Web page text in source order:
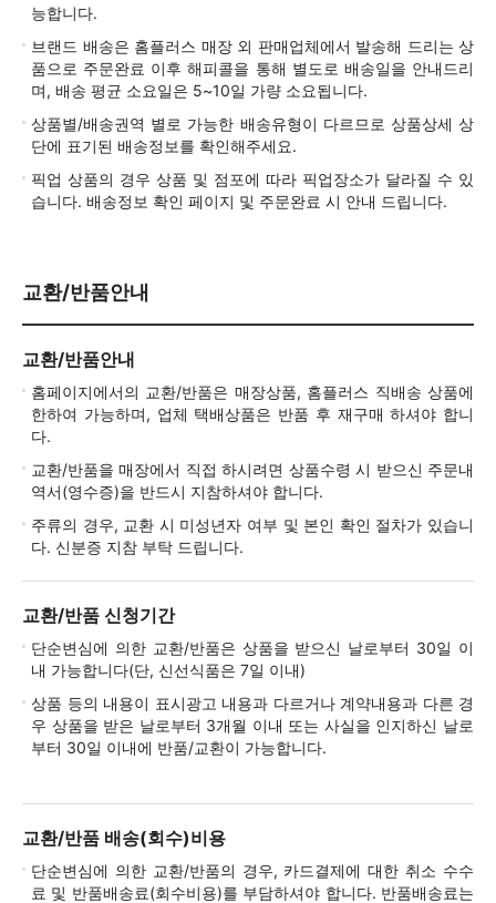
능합니다.
브랜드 배송은 홈플러스 매장 외 판매업체에서 발송해 드리는 상
품으로 주문완료 이후 해피콜을 통해 별도로 배송일을 안내드리
며, 배송 평균 소요일은 5~10일 가량 소요됩니다.
상품별/배송권역 별로 가능한 배송유형이 다르므로 상품상세 상
단에 표기된 배송정보를 확인해주세요.
픽업 상품의 경우 상품 및 점포에 따라 픽업장소가 달라질 수 있
습니다. 배송정보 확인 페이지 및 주문완료 시 안내 드립니다.
교환/반품안내
교환/반품안내
홈페이지에서의 교환/반품은 매장상품, 홈플러스 직배송 상품에
한하여 가능하며, 업체 택배상품은 반품 후 재구매 하셔야 합니
다.
교환/반품을 매장에서 직접 하시려면 상품수령 시 받으신 주문내
역서(영수증)을 반드시 지참하셔야 합니다.
주류의 경우, 교환 시 미성년자 여부 및 본인 확인 절차가 있습니
다. 신분증 지참 부탁 드립니다.
교환/반품 신청기간
단순변심에 의한 교환/반품은 상품을 받으신 날로부터 30일 이
내 가능합니다(단, 신선식품은 7일 이내)
상품 등의 내용이 표시광고 내용과 다르거나 계약내용과 다른 경
우 상품을 받은 날로부터 3개월 이내 또는 사실을 인지하신 날로
부터 30일 이내에 반품/교환이 가능합니다.
교환/반품 배송(회수)비용
단순변심에 의한 교환/반품의 경우, 카드결제에 대한 취소 수수
료 및 반품배송료(회수비용)를 부담하셔야 합니다. 반품배송료는